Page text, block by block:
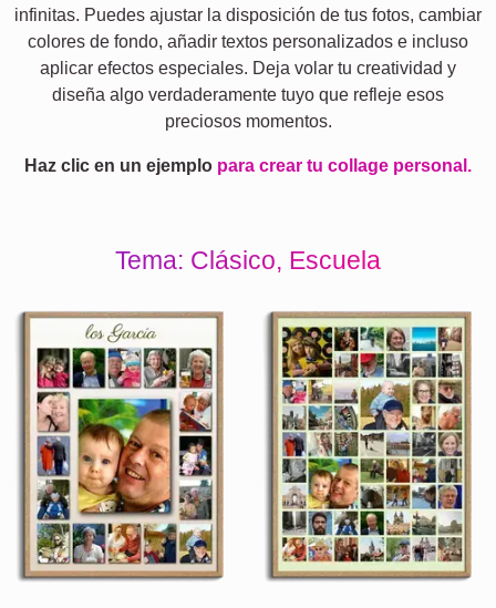
infinitas. Puedes ajustar la disposición de tus fotos, cambiar
colores de fondo, añadir textos personalizados e incluso
aplicar efectos especiales. Deja volar tu creatividad y
diseña algo verdaderamente tuyo que refleje esos
preciosos momentos.
Haz clic en un ejemplo para crear tu collage personal.
Tema: Clásico, Escuela